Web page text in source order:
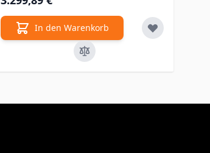
In den Warenkorb